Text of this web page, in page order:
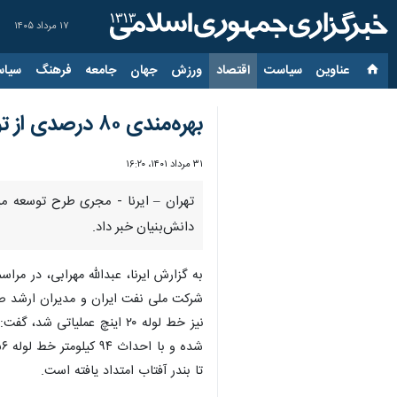
۱۷ مرداد ۱۴۰۵
عناوین‌ سیاست اقتصاد ورزش جهان جامعه فرهنگ
بهره‌مندی ۸۰ درصدی از توان داخلی در خط لوله انتقال گاز به جزیره کیش
۳۱ مرداد ۱۴۰۱، ۱۶:۲۰